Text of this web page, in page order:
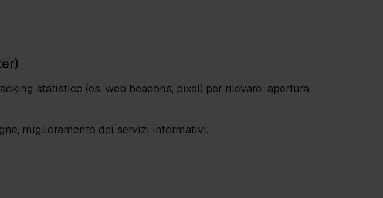
statistico (es. web beacons, pixel) per rilevare: apertura
miglioramento dei servizi informativi.